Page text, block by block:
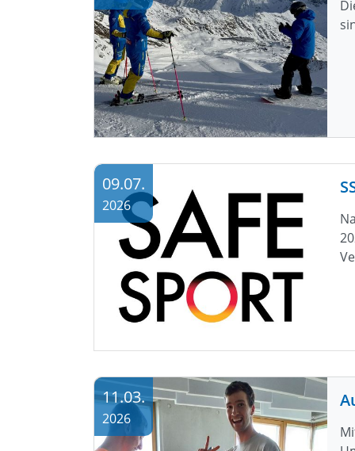
09.07.
2026
11.03.
2026